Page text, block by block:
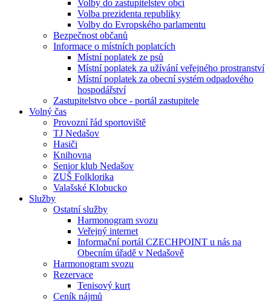
Volby do zastupitelstev obcí
Volba prezidenta republiky
Volby do Evropského parlamentu
Bezpečnost občanů
Informace o místních poplatcích
Místní poplatek ze psů
Místní poplatek za užívání veřejného prostranství
Místní poplatek za obecní systém odpadového
hospodářství
Zastupitelstvo obce - portál zastupitele
Volný čas
Provozní řád sportoviště
TJ Nedašov
Hasiči
Knihovna
Senior klub Nedašov
ZUŠ Folklorika
Valašské Klobucko
Služby
Ostatní služby
Harmonogram svozu
Veřejný internet
Informační portál CZECHPOINT u nás na
Obecním úřadě v Nedašově
Harmonogram svozu
Rezervace
Tenisový kurt
Ceník nájmů